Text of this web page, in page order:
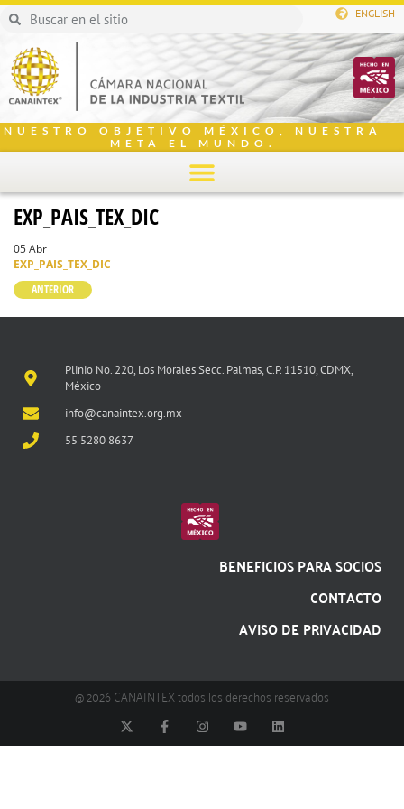
ENGLISH
NUESTRO OBJETIVO MÉXICO, NUESTRA
META EL MUNDO.
EXP_PAIS_TEX_DIC
05 Abr
EXP_PAIS_TEX_DIC
ANTERIOR
Plinio No. 220, Los Morales Secc. Palmas, C.P. 11510, CDMX,
México
info@canaintex.org.mx
55 5280 8637
BENEFICIOS PARA SOCIOS
CONTACTO
AVISO DE PRIVACIDAD
@ 2026 CANAINTEX todos los derechos reservados